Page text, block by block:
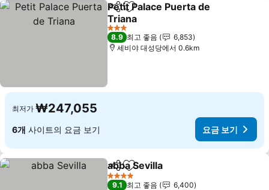
공유 즐겨찾기에 추가
Petit Palace Puerta de
Triana
3 성급
8.9 최고 좋음
6,853
세비야 대성당에서 0.6km
최저가 ₩247,055
6개 사이트의 요금 보기 요금 보기
공유 즐겨찾기에 추가
abba Sevilla
4 성급
9.1 최고 좋음
6,400